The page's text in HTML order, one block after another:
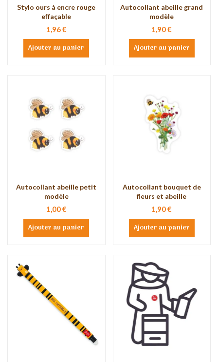
Stylo ours à encre rouge
effaçable
1,96 €
Ajouter au panier
Autocollant abeille grand
modèle
1,90 €
Ajouter au panier
Autocollant abeille petit
modèle
1,00 €
Ajouter au panier
Autocollant bouquet de
fleurs et abeille
1,90 €
Ajouter au panier